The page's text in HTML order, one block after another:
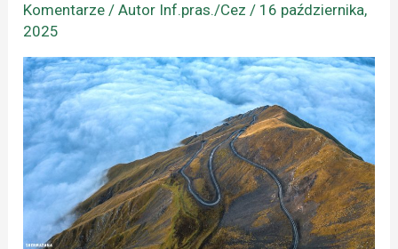
Komentarze / Autor Inf.pras./Cez/ 16 października,
2025